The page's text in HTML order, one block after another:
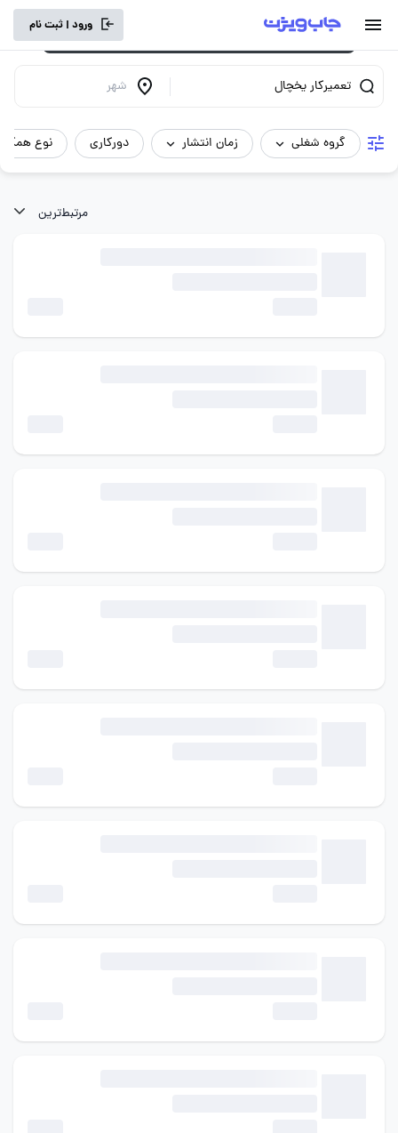
ورود | ثبت نام
تعمیرکار یخچال شهر
گروه شغلی زمان انتشار دورکاری نوع
برای تجربه کاربری بهتر و سرعت بالاتر، vpn
خود را خاموش کنید.